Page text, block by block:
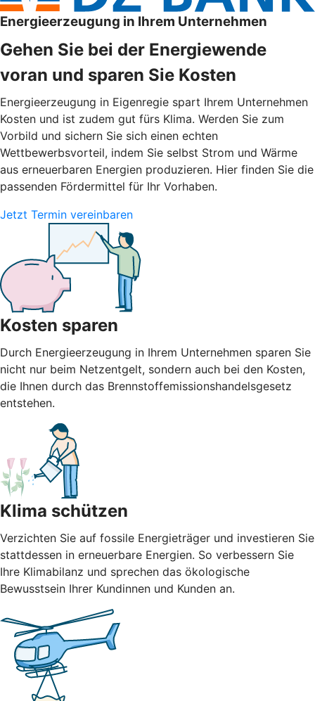
Energieerzeugung in Ihrem Unternehmen
Gehen Sie bei der Energiewende
voran und sparen Sie Kosten
Energieerzeugung in Eigenregie spart Ihrem Unternehmen
Kosten und ist zudem gut fürs Klima. Werden Sie zum
Vorbild und sichern Sie sich einen echten
Wettbewerbsvorteil, indem Sie selbst Strom und Wärme
aus erneuerbaren Energien produzieren. Hier finden Sie die
passenden Fördermittel für Ihr Vorhaben.
Jetzt Termin vereinbaren
Kosten sparen
Durch Energieerzeugung in Ihrem Unternehmen sparen Sie
nicht nur beim Netzentgelt, sondern auch bei den Kosten,
die Ihnen durch das Brennstoffemissionshandelsgesetz
entstehen.
Klima schützen
Verzichten Sie auf fossile Energieträger und investieren Sie
stattdessen in erneuerbare Energien. So verbessern Sie
Ihre Klimabilanz und sprechen das ökologische
Bewusstsein Ihrer Kundinnen und Kunden an.